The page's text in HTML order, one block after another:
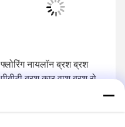
फ्लोरिंग नायलॉन ब्रश ब्रश
पीबीटी ब्रश कार वाश ब्रश रोलर